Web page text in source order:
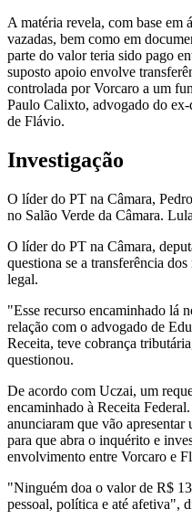
A matéria revela, com base em
vazadas, bem como em
parte do valor teria sido pago
suposto apoio envolve
controlada por Vorcaro a um
Paulo Calixto, advogado do
de Flávio.
Investigação
O líder do PT na Câmara,
no Salão Verde da Câmara.
O líder do PT na Câmara,
questiona se a transferência
legal.
"Esse recurso encaminhado lá
relação com o advogado de
Receita, teve cobrança
questionou.
De acordo com Uczai, um
encaminhado à Receita
anunciaram que vão
para que abra o inquérito e
envolvimento entre Vorcaro e
"Ninguém doa o valor de R$
pessoal, política e até afetiva",